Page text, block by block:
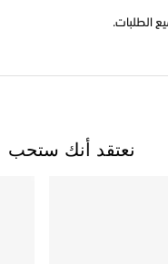
الطلبات.
نعتقد أنك ستحب